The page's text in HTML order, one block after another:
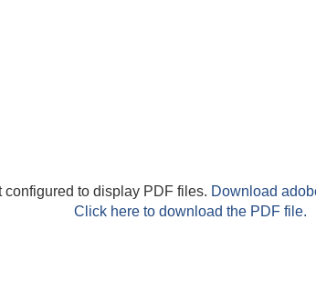
configured to display PDF files. Download
Click here to download the PDF file.